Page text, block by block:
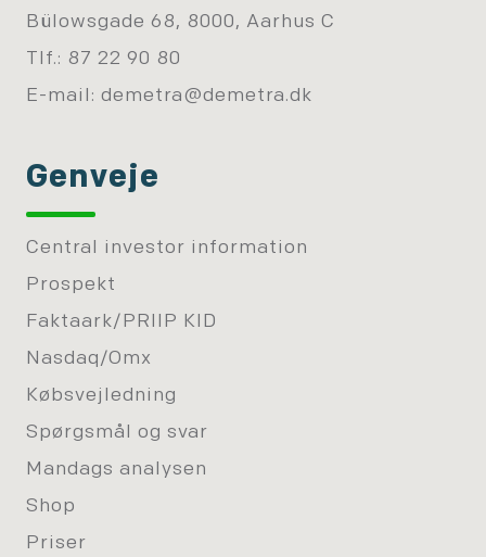
Bülowsgade 68, 8000, Aarhus C
Tlf.: 87 22 90 80
E-mail: demetra@demetra.dk
Genveje
Central investor information
Prospekt
Faktaark/PRIIP KID
Nasdaq/Omx
Købsvejledning
Spørgsmål og svar
Mandags analysen
Shop
Priser